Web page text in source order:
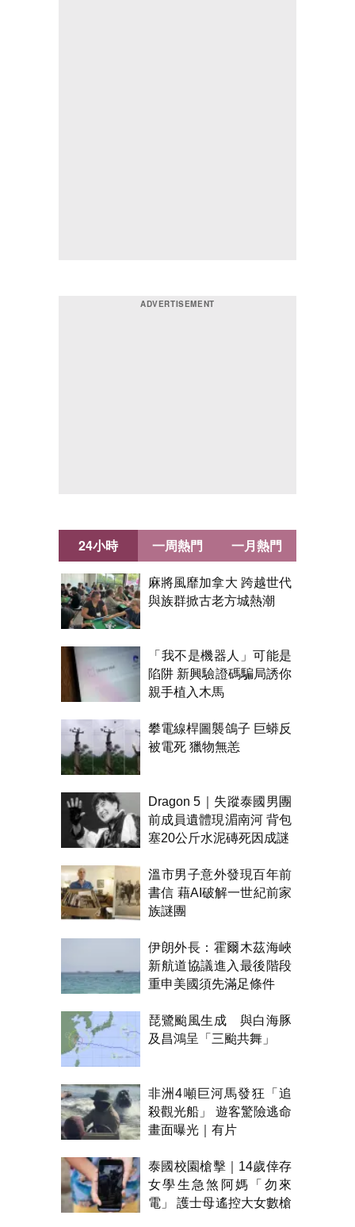
24小時
麻將風靡加拿大 跨越世代
與族群掀古老方城熱潮
「我不是機器人」可能是
陷阱 新興驗證碼騙局誘你
親手植入木馬
攀電線桿圖襲鴿子 巨蟒反
被電死 獵物無恙
Dragon 5｜失蹤泰國男團
前成員遺體現湄南河 背包
塞20公斤水泥磚死因成謎
溫市男子意外發現百年前
書信 藉AI破解一世紀前家
族謎團
伊朗外長：霍爾木茲海峽
新航道協議進入最後階段
重申美國須先滿足條件
琵鷺颱風生成 與白海豚
及昌鴻呈「三颱共舞」
非洲4噸巨河馬發狂「追
殺觀光船」 遊客驚險逃命
畫面曝光｜有片
泰國校園槍擊｜14歲倖存
女學生急煞阿媽「勿來
電」 護士母遙控大女數槍
一周熱門 一月熱門